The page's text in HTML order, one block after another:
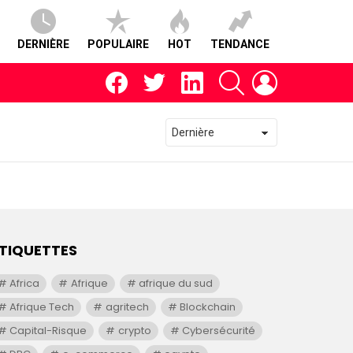
DERNIÈRE POPULAIRE HOT TENDANCE
facebooktwitter linkedin RECHERCHE
Africa Afrique
afrique du sud
Afrique Tech
agritech
Blockchain
Capital-Risque
crypto
Cybersécurité